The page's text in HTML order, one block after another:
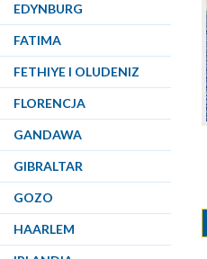
EDYNBURG
FATIMA
FETHIYE I OLUDENIZ
FLORENCJA
GANDAWA
GIBRALTAR
GOZO
HAARLEM